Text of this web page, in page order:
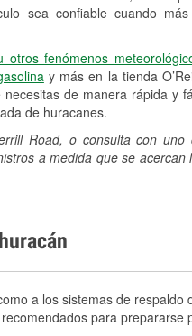
sea confiable cuando
fenómenos
y más en la tienda
de manera rápida y
de huracanes.
Road, o consulta con uno
a medida que se acercan
a los sistemas de
para prepararse